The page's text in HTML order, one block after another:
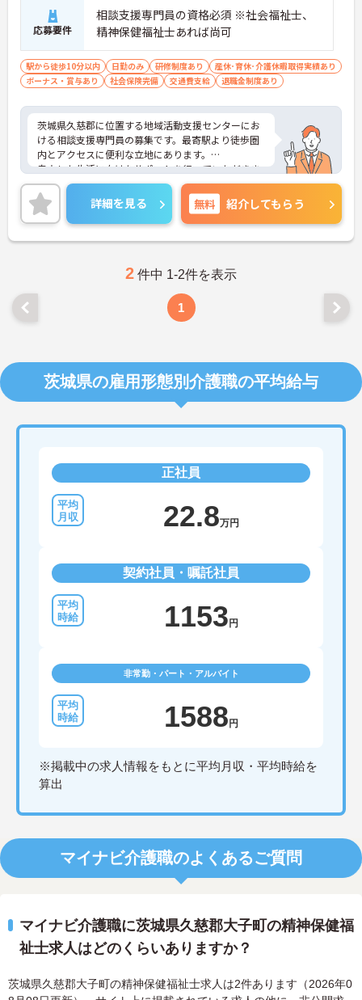
応募要件
相談支援専門員の資格必須 ※社会福祉士、
精神保健福祉士あれば尚可
駅から徒歩10分以内 日勤のみ 研修制度あり
産休･育休･介護休暇取得実績あり
ボーナス・賞与あり
社会保険完備 交通費支給 退職金制度あり
茨城県久慈郡に位置する地域活動支援センターにお
ける相談支援専門員の募集です。最寄駅より徒歩圏
内とアクセスに便利な立地にあります。
自立した生活に向けたサポートを行っていただきま
す。
ご興味のある方には、面接対策ポイントなど、さら
に詳細をお話しいたしますのでお気軽にご相談くだ
さい！
詳細を見る 無料 紹介してもらう
2 件中 1-2件を表示
1
茨城県の雇用形態別介護職の平均給与
正社員
22.8万円
契約社員・嘱託社員
1153 円
非常勤・パート・アルバイト
1588 円
※掲載中の求人情報をもとに平均月収・平均時給を
算出
マイナビ介護職のよくあるご質問
マイナビ介護職に茨城県久慈郡大子町の精神保健福
祉士求人はどのくらいありますか？
茨城県久慈郡大子町の精神保健福祉士求人は2件あります（2026年0